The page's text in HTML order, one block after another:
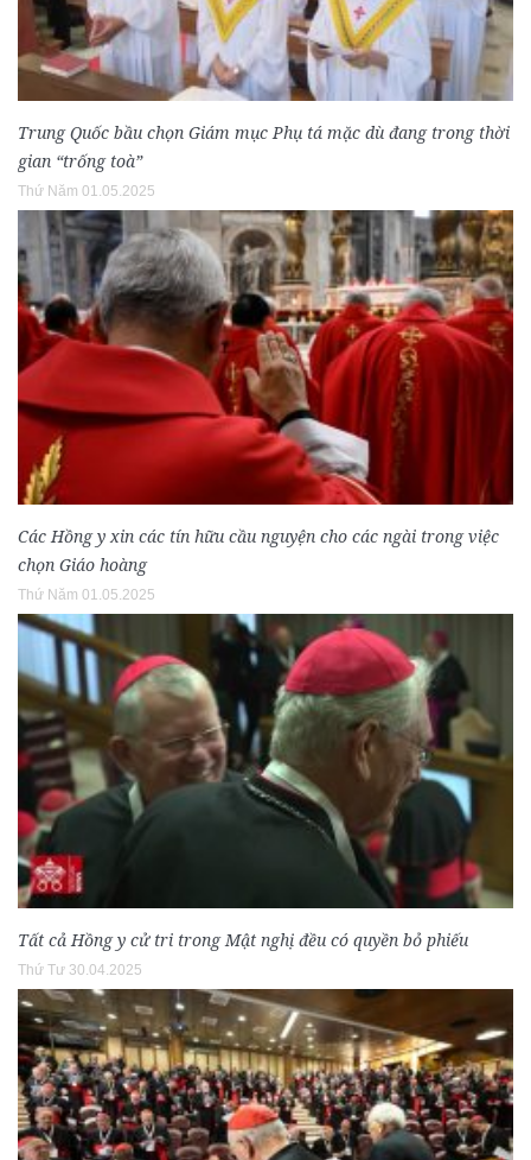
Trung Quốc bầu chọn Giám mục Phụ tá mặc dù đang trong thời
gian “trống toà”
Thứ Năm 01.05.2025
Các Hồng y xin các tín hữu cầu nguyện cho các ngài trong việc
chọn Giáo hoàng
Thứ Năm 01.05.2025
Tất cả Hồng y cử tri trong Mật nghị đều có quyền bỏ phiếu
Thứ Tư 30.04.2025